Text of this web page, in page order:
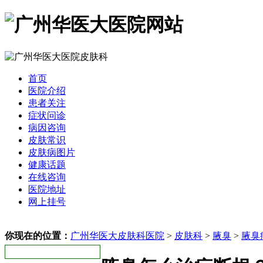
首页
医院介绍
患者关注
症状问诊
病因咨询
皮肤常识
皮肤病图片
健康话题
在线咨询
医院地址
网上挂号
你现在的位置： 广州华医大皮肤科医院 > 皮肤科 > 腋臭 > 腋臭